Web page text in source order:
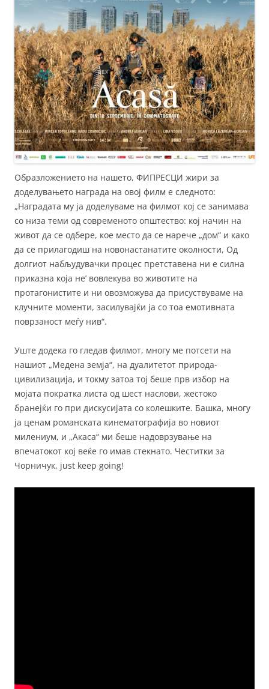
Образложението на нашето, ФИПРЕСЦИ жири за
доделувањето награда на овој филм е следното:
„Наградата му ја доделуваме на филмот кој се занимава
со низа теми од современото општество: кој начин на
живот да се одбере, кое место да се нарече „дом“ и како
да се прилагодиш на новонастанатите околности, Од
долгиот набљудувачки процес претставена ни е силна
приказна која не’ вовлекува во животите на
протагонистите и ни овозможува да присуствуваме на
клучните моменти, засилувајќи ја со тоа емотивната
поврзаност меѓу нив“.
Уште додека го гледав филмот, многу ме потсети на
нашиот „Медена земја“, на дуалитетот природа-
цивилизација, и токму затоа тој беше прв избор на
мојата пократка листа од шест наслови, жестоко
бранејќи го при дискусијата со колешките. Башка, многу
ја ценам романската кинематографија во новиот
милениум, и „Акаса“ ми беше надоврзување на
впечатокот кој веќе го имав стекнато. Честитки за
Чорничук, just keep going!